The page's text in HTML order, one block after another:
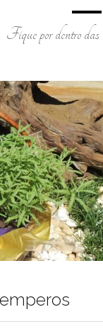
Fique por dentro